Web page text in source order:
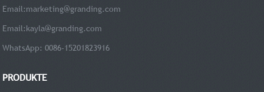
Email:marketing@granding.com
Email:kayla@granding.com
WhatsApp: 0086-15201823916
PRODUKTE